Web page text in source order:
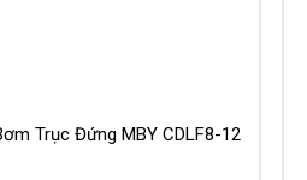
Trục Đứng MBY CDLF8-12